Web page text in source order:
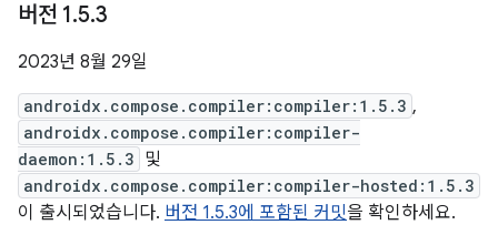
버전 1.5.3
2023년 8월 29일
androidx.compose.compiler:compiler:1.5.3 ,
androidx.compose.compiler:compiler-
daemon:1.5.3 및
androidx.compose.compiler:compiler-hosted:1.5.3
이 출시되었습니다. 버전 1.5.3에 포함된 커밋을 확인하세요.